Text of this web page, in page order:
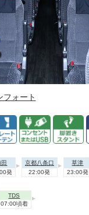
フォート
発
京都八条口
22:00発
草津
23:00発
TDS
07:00頃着